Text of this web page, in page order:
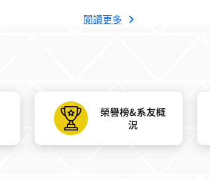
閱讀更多
榮譽榜&系友概
況